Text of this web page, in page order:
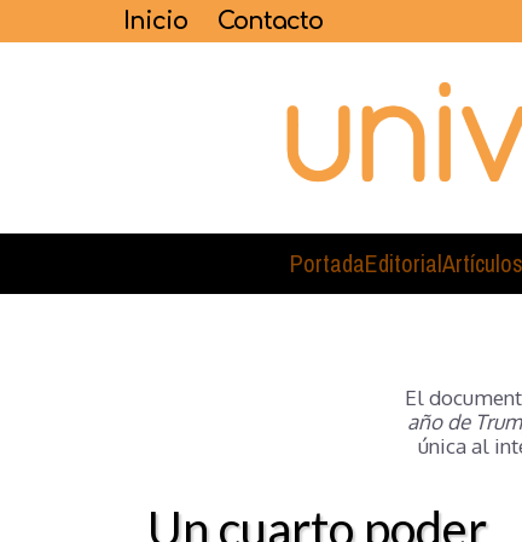
Inicio Contacto
PortadaEditorial
El
año de
única al
Un cuarto poder